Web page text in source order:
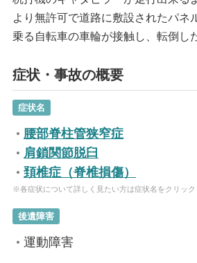
より無許可で道路に敷設されたパネ
乗る自転車の車輪が接触し、転倒し
症状・事故の概要
症状名
腰部脊柱管狭窄症
肩鎖関節脱臼
頚椎症（脊椎損傷）
※各症状について詳しく見たい方は症状名をクリック
後遺障害
運動障害